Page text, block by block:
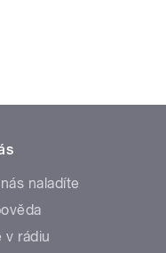
naladíte
v rádiu